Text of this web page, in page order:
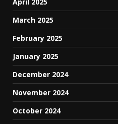
March 2025
February 2025
January 2025
December 2024
November 2024
October 2024